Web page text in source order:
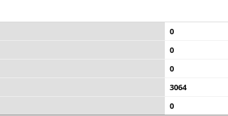
0
0
0
3064
0